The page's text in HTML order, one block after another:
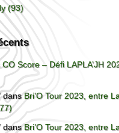
(93)
CO Score – Défi LAPLA’JH
dansBri’O Tour 2023, entre
dansBri’O Tour 2023, entre